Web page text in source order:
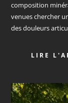
composition
venues chercher
des douleurs
LIRE